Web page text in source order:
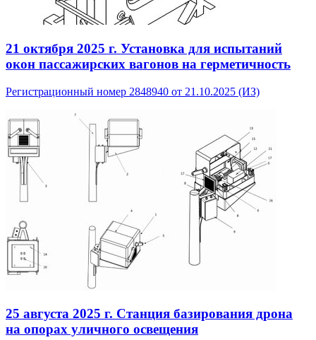
21 октября 2025 г. Установка для испытаний
окон пассажирских вагонов на герметичность
Регистрационный номер 2848940 от 21.10.2025 (ИЗ)
25 августа 2025 г. Станция базирования дрона
на опорах уличного освещения